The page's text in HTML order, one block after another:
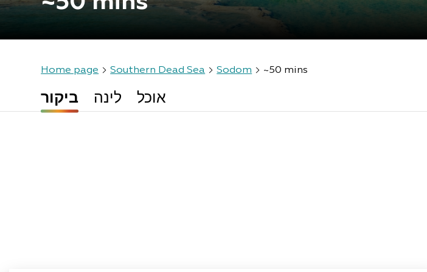
Home page Southern Dead Sea Sodom ~50 mins
ביקור לינה אוכל